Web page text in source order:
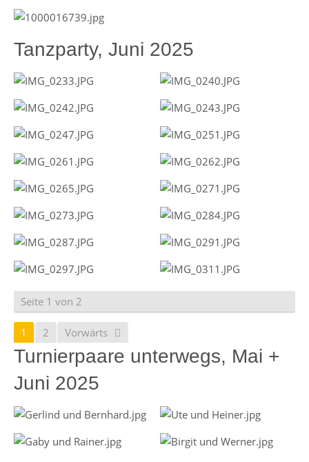
Tanzparty, Juni 2025
Seite 1 von 2
1 2 Vorwärts
Turnierpaare unterwegs, Mai +
Juni 2025